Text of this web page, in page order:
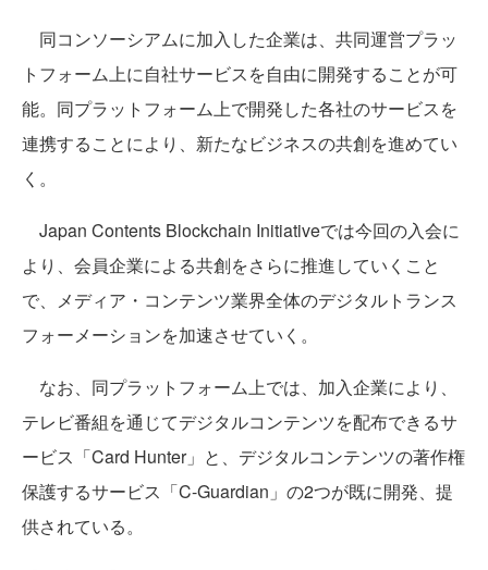
同コンソーシアムに加入した企業は、共同運営プラッ
トフォーム上に自社サービスを自由に開発することが可
能。同プラットフォーム上で開発した各社のサービスを
連携することにより、新たなビジネスの共創を進めてい
く。
Japan Contents Blockchain Initiativeでは今回の入会に
より、会員企業による共創をさらに推進していくこと
で、メディア・コンテンツ業界全体のデジタルトランス
フォーメーションを加速させていく。
なお、同プラットフォーム上では、加入企業により、
テレビ番組を通じてデジタルコンテンツを配布できるサ
ービス「Card Hunter」と、デジタルコンテンツの著作権
保護するサービス「C-Guardian」の2つが既に開発、提
供されている。